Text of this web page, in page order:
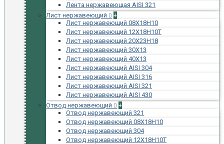
Лента нержавеющая AISI 321
Лист нержавеющий
+
Лист нержавеющий 08Х18Н10
Лист нержавеющий 12Х18Н10Т
Лист нержавеющий 20Х23Н18
Лист нержавеющий 30Х13
Лист нержавеющий 40Х13
Лист нержавеющий AISI 304
Лист нержавеющий AISI 316
Лист нержавеющий AISI 321
Лист нержавеющий AISI 430
Отвод нержавеющий
+
Отвод нержавеющий 321
Отвод нержавеющий 08Х18Н10
Отвод нержавеющий 304
Отвод нержавеющий 12Х18Н10Т